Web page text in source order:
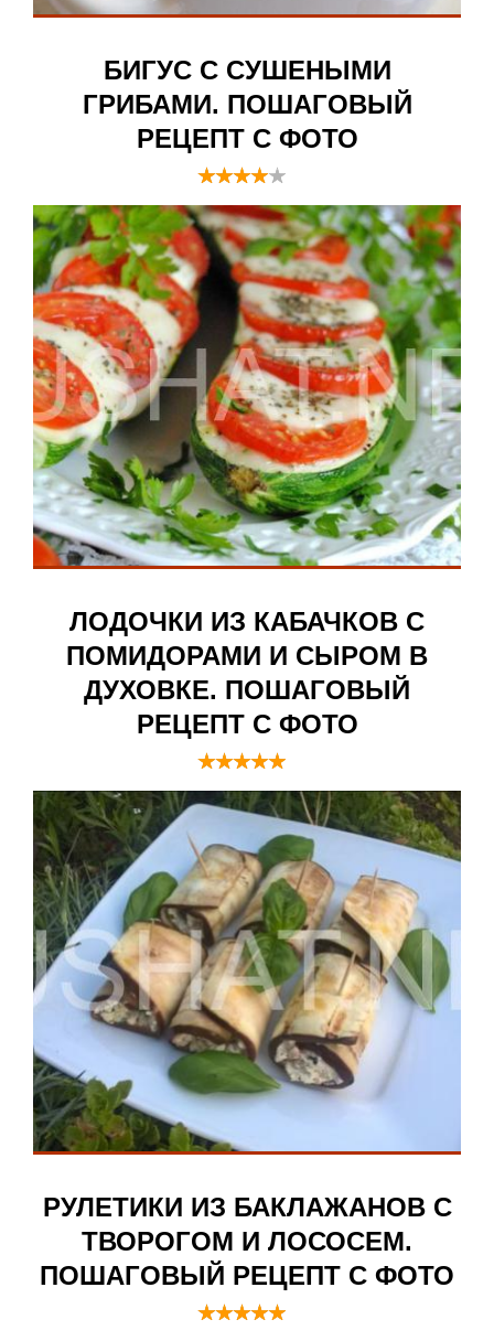
БИГУС С СУШЕНЫМИ
ГРИБАМИ. ПОШАГОВЫЙ
РЕЦЕПТ С ФОТО
ЛОДОЧКИ ИЗ КАБАЧКОВ С
ПОМИДОРАМИ И СЫРОМ В
ДУХОВКЕ. ПОШАГОВЫЙ
РЕЦЕПТ С ФОТО
РУЛЕТИКИ ИЗ БАКЛАЖАНОВ С
ТВОРОГОМ И ЛОСОСЕМ.
ПОШАГОВЫЙ РЕЦЕПТ С ФОТО